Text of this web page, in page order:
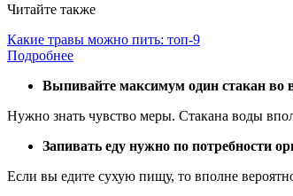
Читайте также
Какие травы можно пить: топ-9
Подробнее
Выпивайте максимум один стакан во
Нужно знать чувство меры. Стакана воды
Запивать еду нужно по потребности
Если вы едите сухую пищу, то вполне